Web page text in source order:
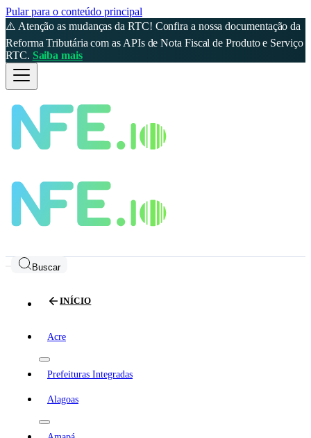
Pular para o conteúdo principal
⚠️ Atenção as mudanças da RTC! Confira a nossa documentação da
Reforma Tributária com as APIs de Nota Fiscal de Produto e Serviço
RTC. Saiba mais
Buscar
INÍCIO
Acre
Prefeituras Integradas
Alagoas